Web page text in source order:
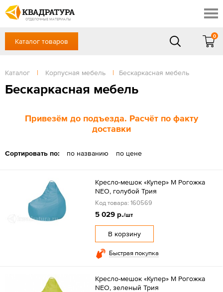
ОТДЕЛОЧНЫЕ МАТЕРИАЛЫ
Профи
Доставка и оплата
Готовые решения
Акции
Отзывы
+7 (3822) 48-94-10
Сб, Вс — выходной
ЗАКАЗАТЬ ЗВОНОК
Каталог товаров
0
Каталог | Корпусная мебель | Бескаркасная мебель
Бескаркасная мебель
Привезём до подъезда. Расчёт по факту
доставки
Сортировать по: по названию по цене
Кресло-мешок «Купер» M Рогожка
NEO, голубой Трия
Код товара: 160569
5 029 р./шт
В корзину
Быстрая покупка
Кресло-мешок «Купер» M Рогожка
NEO, зеленый Трия